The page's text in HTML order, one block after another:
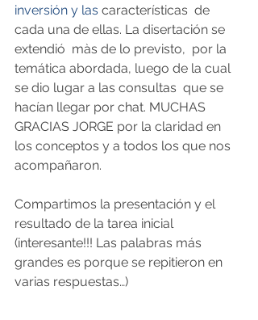
inversión y las características  de
cada una de ellas. La disertación se
extendió  màs de lo previsto,  por la
temática abordada, luego de la cual
se dio lugar a las consultas  que se
hacían llegar por chat. MUCHAS
GRACIAS JORGE por la claridad en
los conceptos y a todos los que nos
acompañaron.
Compartimos la presentación y el
resultado de la tarea inicial
(interesante!!! Las palabras más
grandes es porque se repitieron en
varias respuestas…)